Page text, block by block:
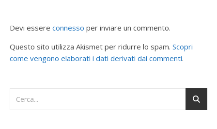
Devi essere connesso per inviare un commento.
Questo sito utilizza Akismet per ridurre lo spam. Scopri
come vengono elaborati i dati derivati dai commenti.